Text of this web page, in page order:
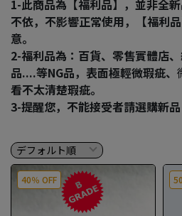
1-此商品為【福利品】，並非全
不依，不影響正常使用，【福利
意。
2-福利品為：百貨、零售實體店
品....等NG品，表面極輕微瑕疵、
看不太清楚瑕疵。
3-提醒您，不能接受者請選購新品
40％ OFF